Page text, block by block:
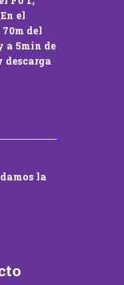
el
del
a 5min de
descarga
la